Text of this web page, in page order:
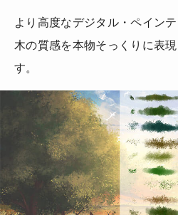
より高度なデジタル・ペイン
木の質感を本物そっくりに表
す。